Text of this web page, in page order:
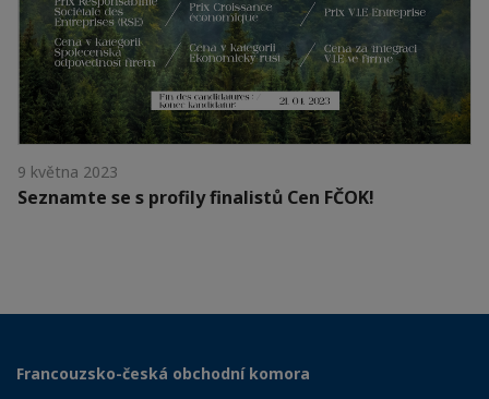
9 května 2023
Seznamte se s profily finalistů Cen FČOK!
Francouzsko-česká obchodní komora